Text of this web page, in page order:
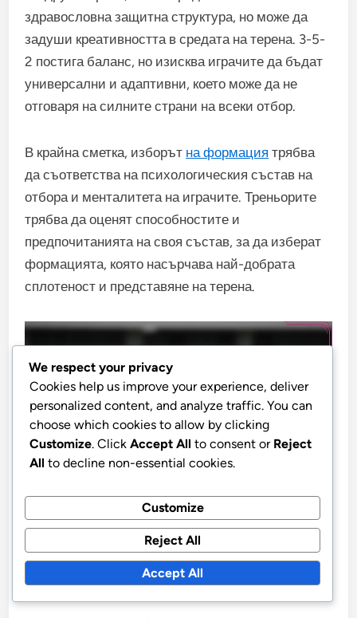
здравословна защитна структура, но може да
задуши креативността в средата на терена. 3-5-
2 постига баланс, но изисква играчите да бъдат
универсални и адаптивни, което може да не
отговаря на силните страни на всеки отбор.
В крайна сметка, изборът на формация трябва
да съответства на психологическия състав на
отбора и менталитета на играчите. Треньорите
трябва да оценят способностите и
предпочитанията на своя състав, за да изберат
формацията, която насърчава най-добрата
сплотеност и представяне на терена.
Какви са предизвикателствата
при прилагането на
формацията 4-3-1-2?
We respect your privacy
Cookies help us improve your experience, deliver
personalized content, and analyze traffic. You can
choose which cookies to allow by clicking
Customize. Click Accept All to consent or Reject
All to decline non-essential cookies.
Customize
Reject All
Accept All